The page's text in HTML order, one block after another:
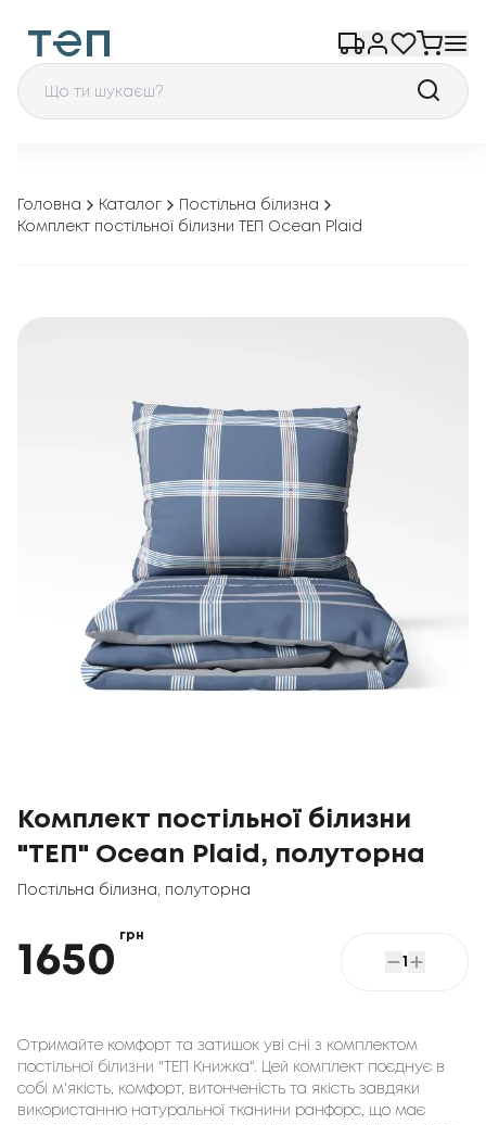
Головна Каталог
Постільна білизна
Комплект постільної білизни ТЕП Ocean Plaid
Комплект постільної білизни
"ТЕП" Ocean Plaid, полуторна
Постільна білизна полуторна
1650
грн
1
Отримайте комфорт та затишок уві сні з комплектом
постільної білизни "ТЕП Книжка". Цей комплект поєднує в
собі м'якість, комфорт, витонченість та якість завдяки
використанню натуральної тканини ранфорс, що має